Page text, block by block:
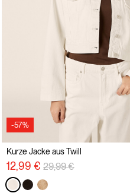
-57%
Kurze Jacke aus Twill
12,99 € Preisreduzierung von
29,99 €auf